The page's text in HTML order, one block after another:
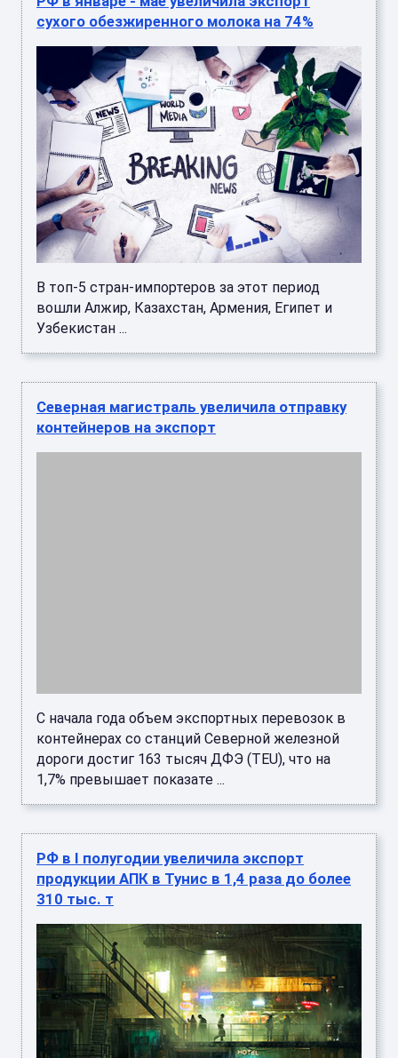
сухого обезжиренного молока на 74%
В топ-5 стран-импортеров за этот период
вошли Алжир, Казахстан, Армения, Египет и
Узбекистан ...
Северная магистраль увеличила отправку
контейнеров на экспорт
С начала года объем экспортных перевозок в
контейнерах со станций Северной железной
дороги достиг 163 тысяч ДФЭ (TEU), что на
1,7% превышает показате ...
РФ в I полугодии увеличила экспорт
продукции АПК в Тунис в 1,4 раза до более
310 тыс. т